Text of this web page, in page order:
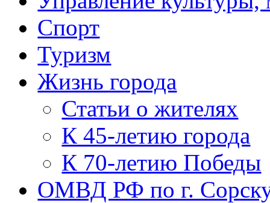
Спорт
Туризм
Жизнь города
Статьи о жителях
К 45-летию города
К 70-летию Победы
ОМВД РФ по г.